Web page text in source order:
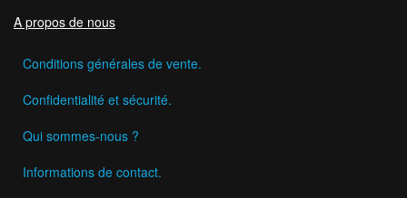
A propos de nous
Conditions générales de vente.
Confidentialité et sécurité.
Qui sommes-nous ?
Informations de contact.